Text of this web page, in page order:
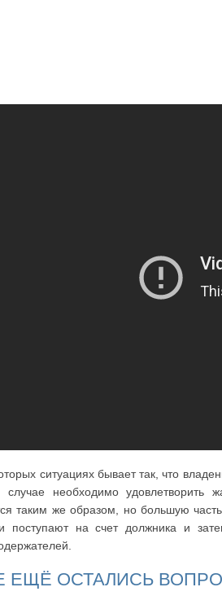
ситуациях бывает так, что
случае необходимо удовлетворить
таким же образом, но большую
поступают на счет должника и
ЕЩЁ ОСТАЛИСЬ